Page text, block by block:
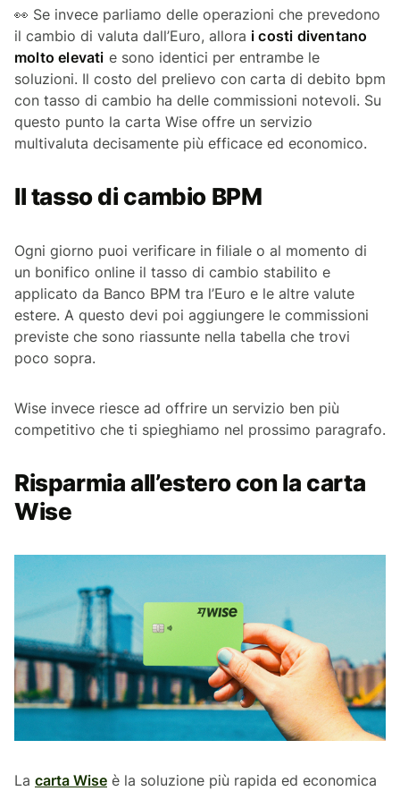
👀 Se invece parliamo delle operazioni che prevedono
il cambio di valuta dall’Euro, allora i costi diventano
molto elevati e sono identici per entrambe le
soluzioni. Il costo del prelievo con carta di debito bpm
con tasso di cambio ha delle commissioni notevoli. Su
questo punto la carta Wise offre un servizio
multivaluta decisamente più efficace ed economico.
Il tasso di cambio BPM
Ogni giorno puoi verificare in filiale o al momento di
un bonifico online il tasso di cambio stabilito e
applicato da Banco BPM tra l’Euro e le altre valute
estere. A questo devi poi aggiungere le commissioni
previste che sono riassunte nella tabella che trovi
poco sopra.
Wise invece riesce ad offrire un servizio ben più
competitivo che ti spieghiamo nel prossimo paragrafo.
Risparmia all’estero con la carta
Wise
La carta Wise è la soluzione più rapida ed economica